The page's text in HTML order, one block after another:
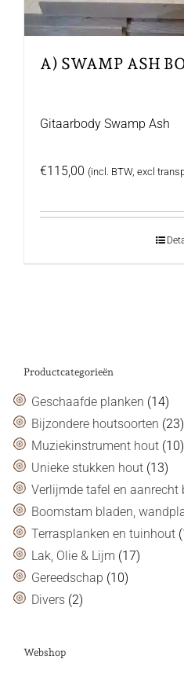
A) SWAMP ASH
Gitaarbody Swamp Ash
€115,00 (incl. BTW, excl
Productcategorieën
Geschaafde planken (14)
Bijzondere houtsoorten (23)
Muziekinstrument hout (10)
Unieke stukken hout (13)
Verlijmde tafel en aanrecht
Boomstam bladen,
Terrasplanken en tuinhout
Lak, Olie & Lijm (17)
Gereedschap (10)
Divers (2)
Webshop